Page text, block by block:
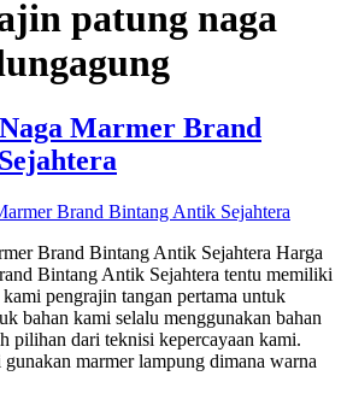
patung naga
Marmer Brand
Brand Bintang Antik Sejahtera Harga
Bintang Antik Sejahtera tentu memiliki
pengrajin tangan pertama untuk
bahan kami selalu menggunakan bahan
pilihan dari teknisi kepercayaan kami.
marmer lampung dimana warna